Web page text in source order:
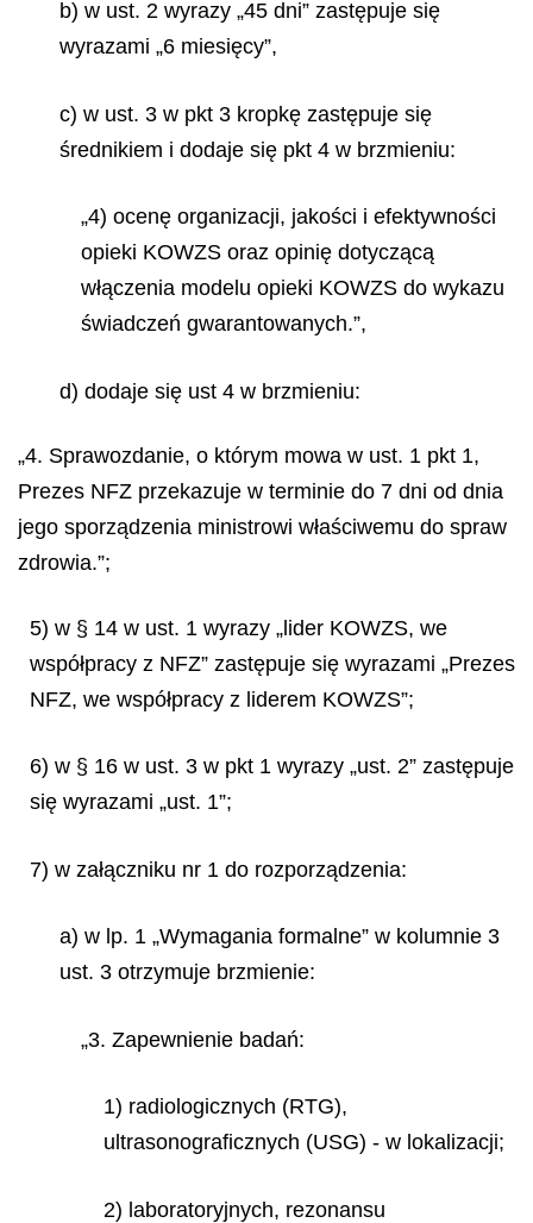
b) w ust. 2 wyrazy „45 dni” zastępuje się
wyrazami „6 miesięcy”,
c) w ust. 3 w pkt 3 kropkę zastępuje się
średnikiem i dodaje się pkt 4 w brzmieniu:
„4) ocenę organizacji, jakości i efektywności
opieki KOWZS oraz opinię dotyczącą
włączenia modelu opieki KOWZS do wykazu
świadczeń gwarantowanych.”,
d) dodaje się ust 4 w brzmieniu:
„4. Sprawozdanie, o którym mowa w ust. 1 pkt 1,
Prezes NFZ przekazuje w terminie do 7 dni od dnia
jego sporządzenia ministrowi właściwemu do spraw
zdrowia.”;
5) w § 14 w ust. 1 wyrazy „lider KOWZS, we
współpracy z NFZ” zastępuje się wyrazami „Prezes
NFZ, we współpracy z liderem KOWZS”;
6) w § 16 w ust. 3 w pkt 1 wyrazy „ust. 2” zastępuje
się wyrazami „ust. 1”;
7) w załączniku nr 1 do rozporządzenia:
a) w lp. 1 „Wymagania formalne” w kolumnie 3
ust. 3 otrzymuje brzmienie:
„3. Zapewnienie badań:
1) radiologicznych (RTG),
ultrasonograficznych (USG) - w lokalizacji;
2) laboratoryjnych, rezonansu